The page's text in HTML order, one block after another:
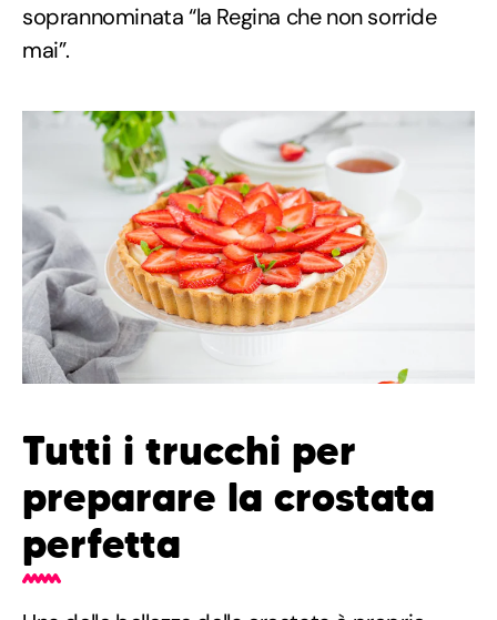
soprannominata “la Regina che non sorride
mai”.
Tutti i trucchi per
preparare la crostata
perfetta